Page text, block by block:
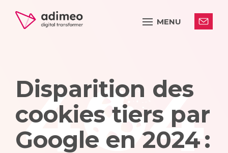
MENU
Disparition des
cookies tiers par
Google en 2024 :